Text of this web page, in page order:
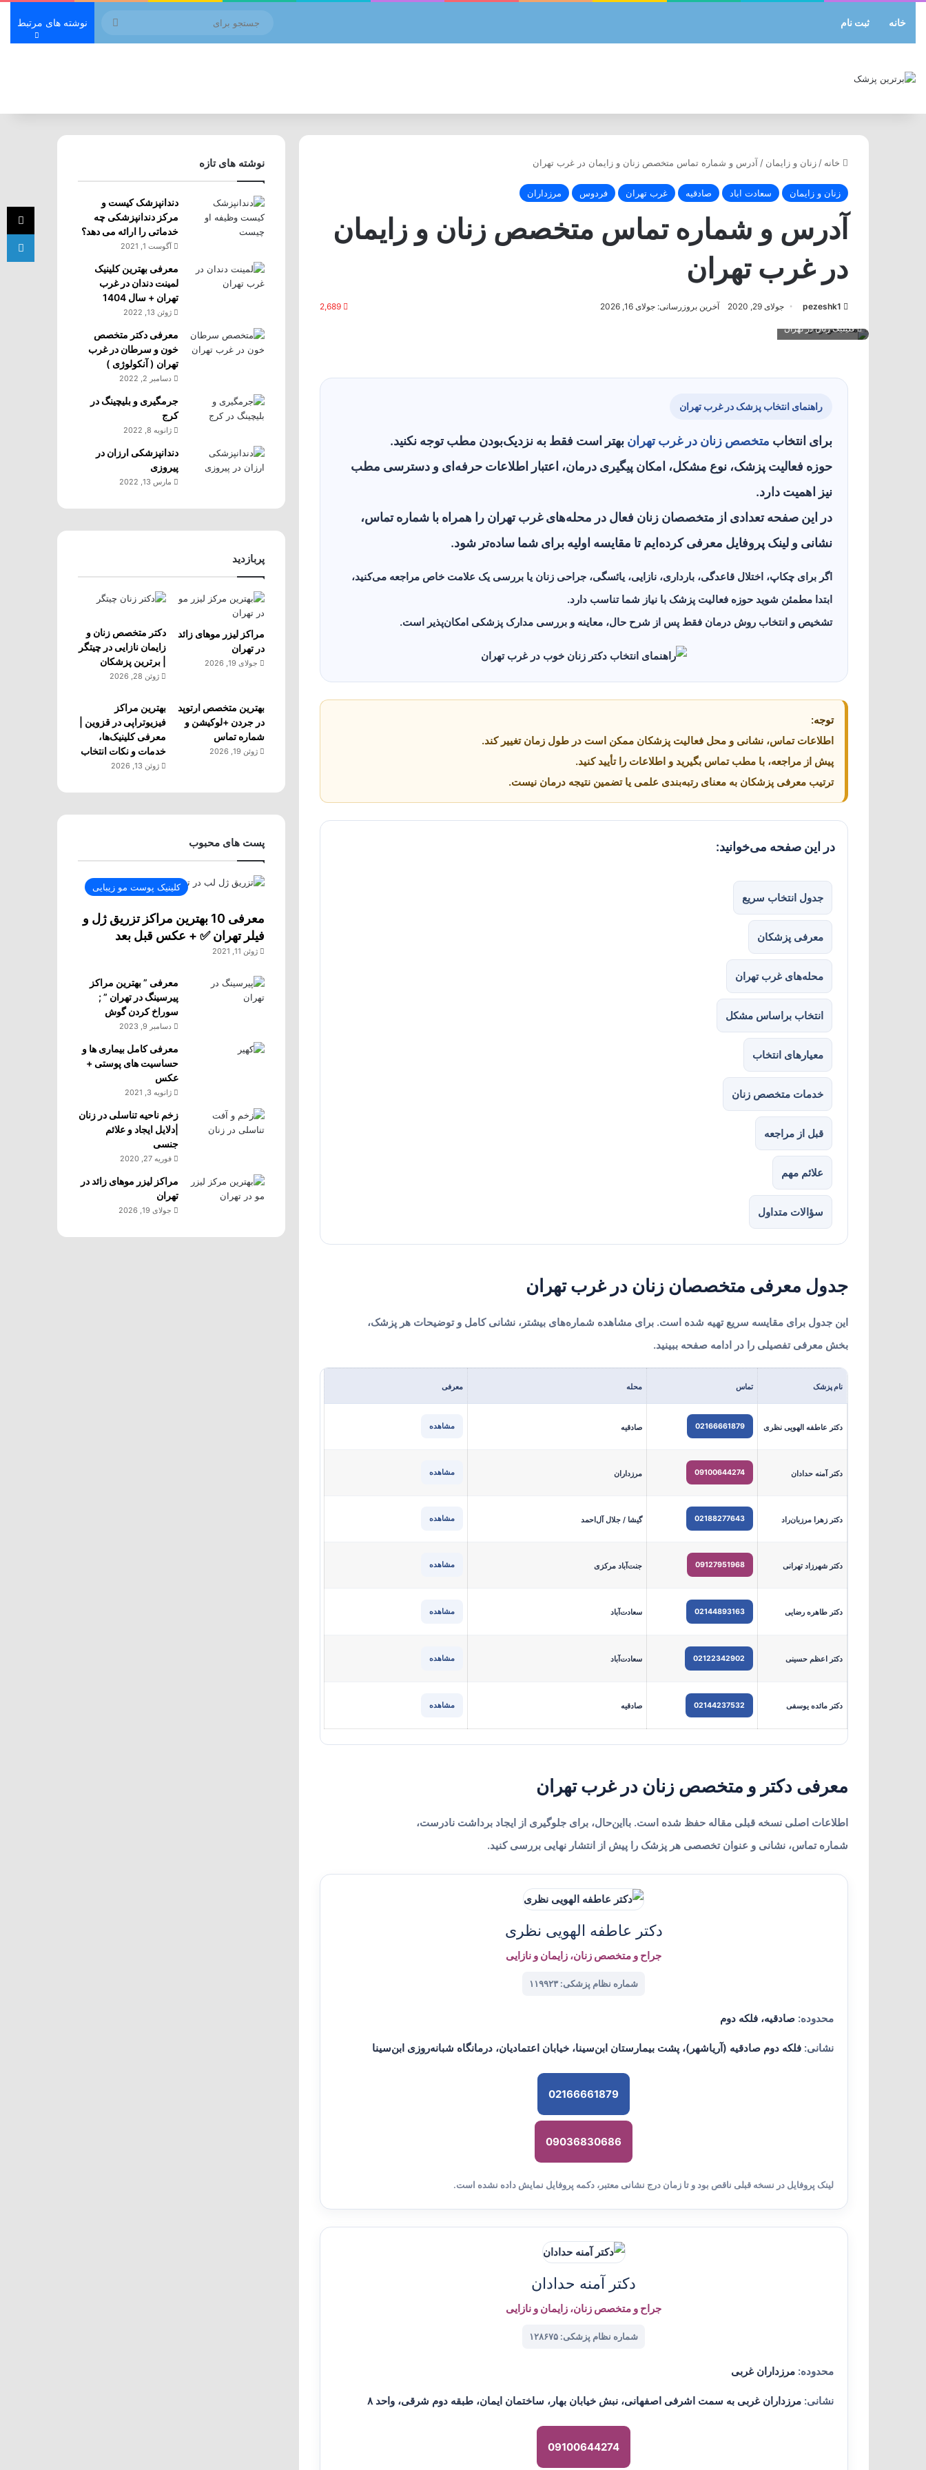
خانه ثبت نام
جستجو
برای
نوشته های مرتبط
خانه / زنان و زایمان / آدرس و شماره تماس متخصص زنان و زایمان در غرب تهران
زنان و زایمان سعادت اباد صادقیه غرب تهران فردوس مرزداران
آدرس و شماره تماس متخصص زنان و زایمان
در غرب تهران
pezeshk1 جولای 29, 2020 آخرین بروزرسانی: جولای 16, 2026 2,689
کلینیک زنان در تهران
راهنمای انتخاب پزشک در غرب تهران
برای انتخاب متخصص زنان در غرب تهران بهتر است فقط به نزدیک‌بودن مطب توجه نکنید.
حوزه فعالیت پزشک، نوع مشکل، امکان پیگیری درمان، اعتبار اطلاعات حرفه‌ای و دسترسی مطب
نیز اهمیت دارد.
در این صفحه تعدادی از متخصصان زنان فعال در محله‌های غرب تهران را همراه با شماره تماس،
نشانی و لینک پروفایل معرفی کرده‌ایم تا مقایسه اولیه برای شما ساده‌تر شود.
اگر برای چکاپ، اختلال قاعدگی، بارداری، نازایی، یائسگی، جراحی زنان یا بررسی یک علامت خاص مراجعه می‌کنید،
ابتدا مطمئن شوید حوزه فعالیت پزشک با نیاز شما تناسب دارد.
تشخیص و انتخاب روش درمان فقط پس از شرح حال، معاینه و بررسی مدارک پزشکی امکان‌پذیر است.
توجه:
اطلاعات تماس، نشانی و محل فعالیت پزشکان ممکن است در طول زمان تغییر کند.
پیش از مراجعه، با مطب تماس بگیرید و اطلاعات را تأیید کنید.
ترتیب معرفی پزشکان به معنای رتبه‌بندی علمی یا تضمین نتیجه درمان نیست.
در این صفحه می‌خوانید:
جدول انتخاب سریع
معرفی پزشکان
محله‌های غرب تهران
انتخاب براساس مشکل
معیارهای انتخاب
خدمات متخصص زنان
قبل از مراجعه
علائم مهم
سؤالات متداول
جدول معرفی متخصصان زنان در غرب تهران
این جدول برای مقایسه سریع تهیه شده است. برای مشاهده شماره‌های بیشتر، نشانی کامل و توضیحات هر پزشک،
بخش معرفی تفصیلی را در ادامه صفحه ببینید.
نام پزشک تماس محله معرفی
دکتر عاطفه الهویی نظری 02166661879 صادقیه مشاهده
دکتر آمنه حدادان 09100644274 مرزداران مشاهده
دکتر زهرا مرزبان‌راد 02188277643 گیشا / جلال آل‌احمد مشاهده
دکتر شهرزاد تهرانی 09127951968 جنت‌آباد مرکزی مشاهده
دکتر طاهره رضایی 02144893163 سعادت‌آباد مشاهده
دکتر اعظم حسینی 02122342902 سعادت‌آباد مشاهده
دکتر مائده یوسفی 02144237532 صادقیه مشاهده
معرفی دکتر و متخصص زنان در غرب تهران
اطلاعات اصلی نسخه قبلی مقاله حفظ شده است. بااین‌حال، برای جلوگیری از ایجاد برداشت نادرست،
شماره تماس، نشانی و عنوان تخصصی هر پزشک را پیش از انتشار نهایی بررسی کنید.
دکتر عاطفه الهویی نظری
جراح و متخصص زنان، زایمان و نازایی
شماره نظام پزشکی: ۱۱۹۹۲۳
محدوده: صادقیه، فلکه دوم
نشانی: فلکه دوم صادقیه (آریاشهر)، پشت بیمارستان ابن‌سینا، خیابان اعتمادیان، درمانگاه شبانه‌روزی ابن‌سینا
02166661879
09036830686
لینک پروفایل در نسخه قبلی ناقص بود و تا زمان درج نشانی معتبر، دکمه پروفایل نمایش داده نشده است.
دکتر آمنه حدادان
جراح و متخصص زنان، زایمان و نازایی
شماره نظام پزشکی: ۱۲۸۶۷۵
محدوده: مرزداران غربی
نشانی: مرزداران غربی به سمت اشرفی اصفهانی، نبش خیابان بهار، ساختمان ایمان، طبقه دوم شرقی، واحد ۸
09100644274
نوشته های تازه
دندانپزشک کیست و
مرکز دندانپزشکی چه
خدماتی را ارائه می دهد؟
آگوست 1, 2021
معرفی بهترین کلینیک
لمینت دندان در غرب
تهران + سال 1404
ژوئن 13, 2022
معرفی دکتر متخصص
خون و سرطان در غرب
تهران ( آنکولوژی )
دسامبر 2, 2022
جرمگیری و بلیچینگ در
کرج
ژانویه 8, 2022
دندانپزشکی ارزان در
پیروزی
مارس 13, 2022
پربازدید
مراکز لیزر موهای زائد
در تهران
جولای 19, 2026
دکتر متخصص زنان و
زایمان نازایی در چیتگر
| برترین پزشکان
ژوئن 28, 2026
بهترین متخصص ارتوپد
در جردن +لوکیشن و
شماره تماس
ژوئن 19, 2026
بهترین مراکز
فیزیوتراپی در قزوین |
معرفی کلینیک‌ها،
خدمات و نکات انتخاب
ژوئن 13, 2026
پست های محبوب
کلینیک پوست مو زیبایی
معرفی 10 بهترین مراکز تزریق ژل و
فیلر تهران ✅ + عکس قبل بعد
ژوئن 11, 2021
معرفی ” بهترین مراکز
پیرسینگ در تهران ” ;
سوراخ کردن گوش
دسامبر 9, 2023
معرفی کامل بیماری ها و
حساسیت های پوستی +
عکس
ژانویه 3, 2021
زخم ناحیه تناسلی در زنان
|دلایل ایجاد و علائم
جنسی
فوریه 27, 2020
مراکز لیزر موهای زائد در
تهران
جولای 19, 2026